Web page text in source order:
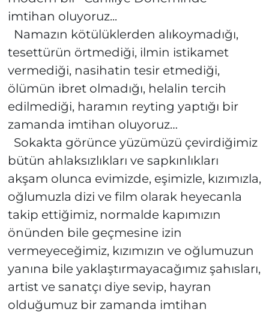
imtihan oluyoruz...
Namazın kötülüklerden alıkoymadığı,
tesettürün örtmediği, ilmin istikamet
vermediği, nasihatin tesir etmediği,
ölümün ibret olmadığı, helalin tercih
edilmediği, haramın reyting yaptığı bir
zamanda imtihan oluyoruz…
Sokakta görünce yüzümüzü çevirdiğimiz
bütün ahlaksızlıkları ve sapkınlıkları
akşam olunca evimizde, eşimizle, kızımızla,
oğlumuzla dizi ve film olarak heyecanla
takip ettiğimiz, normalde kapımızın
önünden bile geçmesine izin
vermeyeceğimiz, kızımızın ve oğlumuzun
yanına bile yaklaştırmayacağımız şahısları,
artist ve sanatçı diye sevip, hayran
olduğumuz bir zamanda imtihan